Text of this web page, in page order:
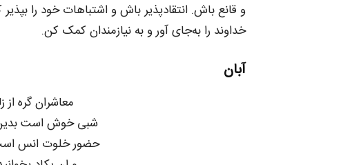
و قانع باش. انتقادپذیر باش و اشتباهات خود را
خداوند را به‌جای آور و به نیازمندان کمک کن.
آبان
معاشران گره از
شبی خوش است بدین
حضور خلوت انس